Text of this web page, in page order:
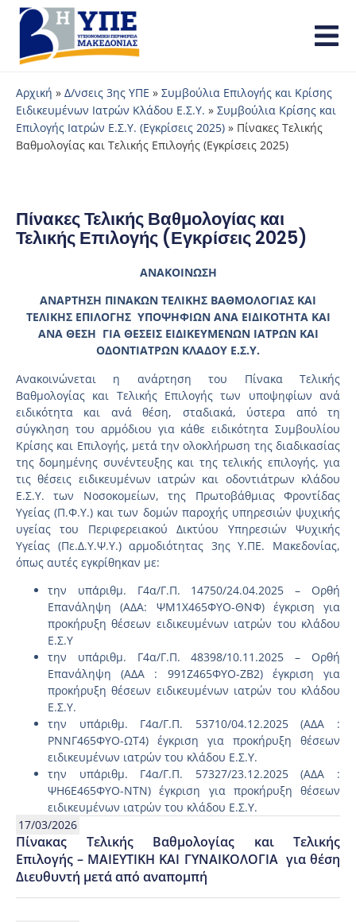
Αρχική » Δ/νσεις 3ης ΥΠΕ » Συμβούλια Επιλογής και Κρίσης
Ειδικευμένων Ιατρών Κλάδου Ε.Σ.Υ. » Συμβούλια Κρίσης και
Επιλογής Ιατρών Ε.Σ.Υ. (Εγκρίσεις 2025) » Πίνακες Τελικής
Βαθμολογίας και Τελικής Επιλογής (Εγκρίσεις 2025)
Πίνακες Τελικής Βαθμολογίας και
Τελικής Επιλογής (Εγκρίσεις 2025)
ΑΝΑΚΟΙΝΩΣΗ
ΑΝΑΡΤΗΣΗ ΠΙΝΑΚΩΝ ΤΕΛΙΚΗΣ ΒΑΘΜΟΛΟΓΙΑΣ ΚΑΙ
ΤΕΛΙΚΗΣ ΕΠΙΛΟΓΗΣ ΥΠΟΨΗΦΙΩΝ ΑΝΑ ΕΙΔΙΚΟΤΗΤΑ ΚΑΙ
ΑΝΑ ΘΕΣΗ ΓΙΑ ΘΕΣΕΙΣ ΕΙΔΙΚΕΥΜΕΝΩΝ ΙΑΤΡΩΝ ΚΑΙ
ΟΔΟΝΤΙΑΤΡΩΝ ΚΛΑΔΟΥ Ε.Σ.Υ.
Ανακοινώνεται η ανάρτηση του Πίνακα Τελικής
Βαθμολογίας και Τελικής Επιλογής των υποψηφίων ανά
ειδικότητα και ανά θέση, σταδιακά, ύστερα από τη
σύγκληση του αρμόδιου για κάθε ειδικότητα Συμβουλίου
Κρίσης και Επιλογής, μετά την ολοκλήρωση της διαδικασίας
της δομημένης συνέντευξης και της τελικής επιλογής, για
τις θέσεις ειδικευμένων ιατρών και οδοντιάτρων κλάδου
Ε.Σ.Υ. των Νοσοκομείων, της Πρωτοβάθμιας Φροντίδας
Υγείας (Π.Φ.Υ.) και των δομών παροχής υπηρεσιών ψυχικής
υγείας του Περιφερειακού Δικτύου Υπηρεσιών Ψυχικής
Υγείας (Πε.Δ.Υ.Ψ.Υ.) αρμοδιότητας 3ης Υ.ΠΕ. Μακεδονίας,
όπως αυτές εγκρίθηκαν με:
την υπ΄αριθμ. Γ4α/Γ.Π. 14750/24.04.2025 – Ορθή
Επανάληψη (ΑΔΑ: ΨΜ1Χ465ΦΥΟ-ΘΝΦ) έγκριση για
προκήρυξη θέσεων ειδικευμένων ιατρών του κλάδου
Ε.Σ.Υ
την υπ΄αριθμ. Γ4α/Γ.Π. 48398/10.11.2025 – Ορθή
Επανάληψη (ΑΔΑ : 991Ζ465ΦΥΟ-ΖΒ2) έγκριση για
προκήρυξη θέσεων ειδικευμένων ιατρών του κλάδου
Ε.Σ.Υ.
την υπ΄αριθμ. Γ4α/Γ.Π. 53710/04.12.2025 (ΑΔΑ :
ΡΝΝΓ465ΦΥΟ-ΩΤ4) έγκριση για προκήρυξη θέσεων
ειδικευμένων ιατρών του κλάδου Ε.Σ.Υ.
την υπ΄αριθμ. Γ4α/Γ.Π. 57327/23.12.2025 (ΑΔΑ :
ΨΗ6Ε465ΦΥΟ-ΝΤΝ) έγκριση για προκήρυξη θέσεων
ειδικευμένων ιατρών του κλάδου Ε.Σ.Υ.
17/03/2026
Πίνακας Τελικής Βαθμολογίας και Τελικής
Επιλογής – ΜΑΙΕΥΤΙΚΗ ΚΑΙ ΓΥΝΑΙΚΟΛΟΓΙΑ για θέση
Διευθυντή μετά από αναπομπή